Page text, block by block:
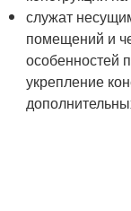
служат
помещений и
особенностей
укрепление